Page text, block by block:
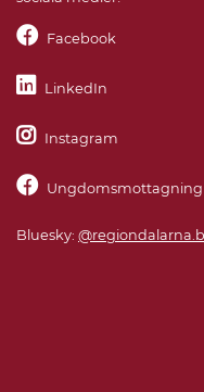
Facebook
LinkedIn
Instagram
Ungdomsmottagning
Bluesky: